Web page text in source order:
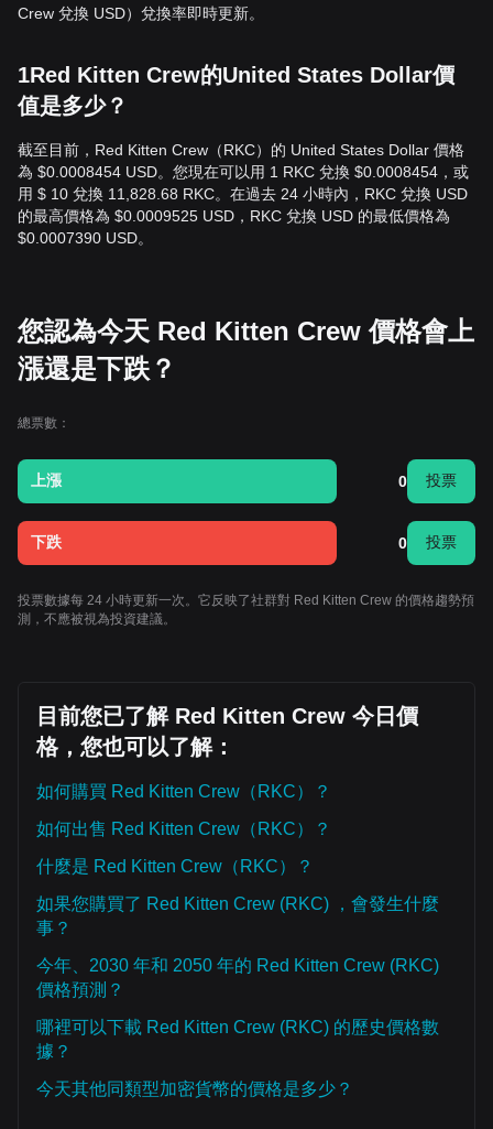
Crew 兌換 USD）兌換率即時更新。
1Red Kitten Crew的United States Dollar價
值是多少？
截至目前，Red Kitten Crew（RKC）的 United States Dollar 價格
為 $0.0008454 USD。您現在可以用 1 RKC 兌換 $0.0008454，或
用 $ 10 兌換 11,828.68 RKC。在過去 24 小時內，RKC 兌換 USD
的最高價格為 $0.0009525 USD，RKC 兌換 USD 的最低價格為
$0.0007390 USD。
您認為今天 Red Kitten Crew 價格會上
漲還是下跌？
總票數：
上漲 0 投票
下跌 0 投票
投票數據每 24 小時更新一次。它反映了社群對 Red Kitten Crew 的價格趨勢預
測，不應被視為投資建議。
目前您已了解 Red Kitten Crew 今日價
格，您也可以了解：
如何購買 Red Kitten Crew（RKC）？
如何出售 Red Kitten Crew（RKC）？
什麼是 Red Kitten Crew（RKC）？
如果您購買了 Red Kitten Crew (RKC) ，會發生什麼
事？
今年、2030 年和 2050 年的 Red Kitten Crew (RKC)
價格預測？
哪裡可以下載 Red Kitten Crew (RKC) 的歷史價格數
據？
今天其他同類型加密貨幣的價格是多少？